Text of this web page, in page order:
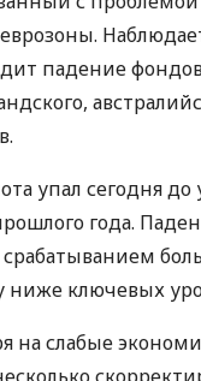
падение
упал сегодня
года.
ниже ключевых
на слабые